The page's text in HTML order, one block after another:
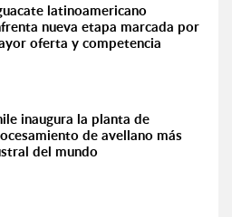
latinoamericano
nueva etapa marcada por
oferta y competencia
inaugura la planta de
de avellano más
del mundo